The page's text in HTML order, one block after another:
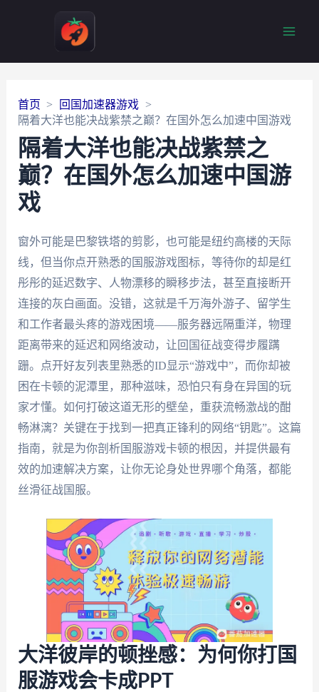
首页
回国加速器游戏
隔着大洋也能决战紫禁之巅？在国外怎么加速中国游戏
隔着大洋也能决战紫禁之
巅？在国外怎么加速中国游
戏
窗外可能是巴黎铁塔的剪影，也可能是纽约高楼的天际
线，但当你点开熟悉的国服游戏图标，等待你的却是红
彤彤的延迟数字、人物漂移的瞬移步法，甚至直接断开
连接的灰白画面。没错，这就是千万海外游子、留学生
和工作者最头疼的游戏困境——服务器远隔重洋，物理
距离带来的延迟和网络波动，让回国征战变得步履蹒
跚。点开好友列表里熟悉的ID显示“游戏中”，而你却被
困在卡顿的泥潭里，那种滋味，恐怕只有身在异国的玩
家才懂。如何打破这道无形的壁垒，重获流畅激战的酣
畅淋漓？关键在于找到一把真正锋利的网络“钥匙”。这篇
指南，就是为你剖析国服游戏卡顿的根因，并提供最有
效的加速解决方案，让你无论身处世界哪个角落，都能
丝滑征战国服。
大洋彼岸的顿挫感：为何你打国
服游戏会卡成PPT